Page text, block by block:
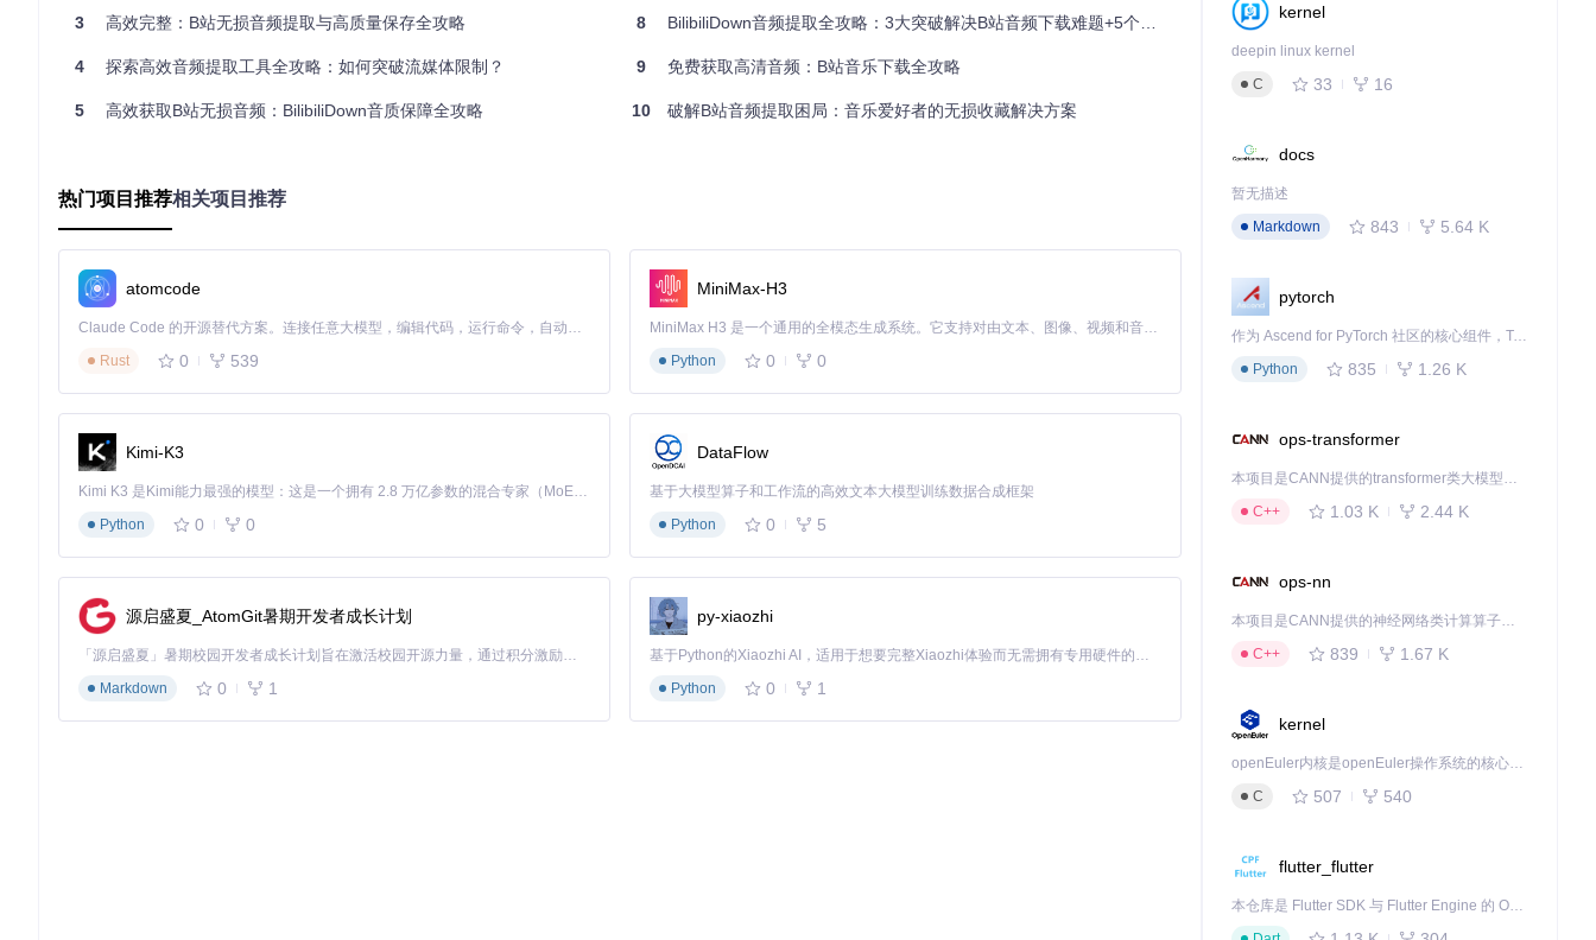
如何在音质与存储空间间找到平衡？——音频质量选择技巧
面对320kbps、192kbps等专业术语，你是否感到困惑？选择高质量担心占用太多空间，选择低质量又怕影响听觉体验，如何在两者之间找到完美平衡
用户困惑
不了解不同设备对音频质量的需求差异
核心优势
BilibiliDown将复杂的技术参数转化为直观的选择界面，提供多种音质选项，并支持自定义输出格式，让你轻松找到最适合自己的设置。
实施步骤
解析视频链接→进入音频质量选择界面
根据需求选择音质：📀 FLAC无损音质（适合音乐发烧友）、🔴 320kbps（CD级音质）、🟢 192kbps（标准音质）、🔵 128kbps（省空间模式）
选择输出格式（MP3/M4A/FLAC）→点击"下载"
下载完成后，对比不同音质的文件大小和播放效果，确认是否符合预期需求。你可以通过播放测试来感受音质差异，同时查看文件属性了解存储空间占用
情况。
💡 高手技巧：利用"音质记忆"功能，工具会记住你对不同类型音频的偏好设置，下次下载同类型内容时自动应用，节省重复设置的时间。
下载速度慢如蜗牛？——BilibiliDown提速方案全解析
等待下载的过程总是令人烦躁，特别是当下载速度远低于网络带宽时。你是否尝试过各种方法却依然无法提升下载效率？
用户困惑
不知道如何优化工具设置以提高下载效率
担心多任务下载会导致系统资源占用过高
3 高效完整：B站无损音频提取与高质量保存全攻略
4 探索高效音频提取工具全攻略：如何突破流媒体限制？
5 高效获取B站无损音频：BilibiliDown音质保障全攻略
8 BilibiliDown音频提取全攻略：3大突破解决B站音频下载难题+5个隐藏效率技巧
9 免费获取高清音频：B站音乐下载全攻略
10 破解B站音频提取困局：音乐爱好者的无损收藏解决方案
热门项目推荐相关项目推荐
atomcode
Claude Code 的开源替代方案。连接任意大模型，编辑代码，运行命令，自动验证 — 全自动执行。用 Rust 构建，极致性能。 ｜ An open-source alternative to Claude Code. Connect any LLM, edit code, run commands, and verify changes — autonomously. Built in Rust for speed. Get Started
Rust
0 539
MiniMax-H3
MiniMax H3 是一个通用的全模态生成系统。它支持对由文本、图像、视频和音频组成的多模态上下文进行统一理解，并能生成分辨率高达 2K、时长可达 15 秒的带原生立体声音频的视频。得益于面向任务泛化的系统设计，H3 在预训练阶段就已具备广泛的多模态上下文理解与生成能力，能够出色地执行复杂的多模态指令。
Python
0 0
Kimi-K3
Kimi K3 是Kimi能力最强的模型：这是一个拥有 2.8 万亿参数的混合专家（MoE）模型，具备原生视觉理解能力，并支持 100 万 token 的上下文窗口。
Python
0 0
DataFlow
基于大模型算子和工作流的高效文本大模型训练数据合成框架
Python
0 5
源启盛夏_AtomGit暑期开发者成长计划
「源启盛夏」暑期校园开发者成长计划旨在激活校园开源力量，通过积分激励、认证扶持、资源倾斜等形式，引导高校组织和开发者完成「入驻 — 建项目 — 做贡献 — 获认证 — 得资源」的完整闭环。无论你是想带领社团入驻平台的组织者，还是希望用代码贡献证明自己的开发者，都能在这里找到属于你的成长路径。
Markdown
0 1
py-xiaozhi
基于Python的Xiaozhi AI，适用于想要完整Xiaozhi体验而无需拥有专用硬件的用户。
Python
0 1
kernel
deepin linux kernel
C
33 16
docs
暂无描述
Markdown
843 5.64 K
pytorch
作为 Ascend for PyTorch 社区的核心组件，TorchNPU 是昇腾专为 PyTorch 打造的深度学习适配插件，使 PyTorch 框架能够直接调用昇腾 NPU，为开发者提供昇腾 AI 处理器的超强算力。
Python
835 1.26 K
ops-transformer
本项目是CANN提供的transformer类大模型算子库，实现网络在NPU上加速计算。
C++
1.03 K 2.44 K
ops-nn
本项目是CANN提供的神经网络类计算算子库，实现网络在NPU上加速计算。
C++
839 1.67 K
kernel
openEuler内核是openEuler操作系统的核心，既是系统性能与稳定性的基石，也是连接处理器、设备与服务的桥梁。
C
507 540
flutter_flutter
本仓库是 Flutter SDK 与 Flutter Engine 的 OpenHarmony 适配版本，由 CPF-Flutter 团队维护。开发者可使用熟悉的 Flutter 技术栈开发 OpenHarmony 应用，3.35.7 及以后的适配版本可基于本仓库源码构建支持 OpenHarmony 的 Flutter Engine。